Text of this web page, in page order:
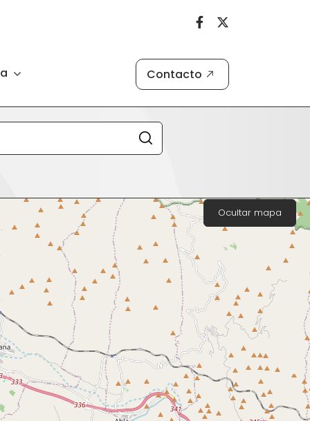
Contacto
Ocultar mapa